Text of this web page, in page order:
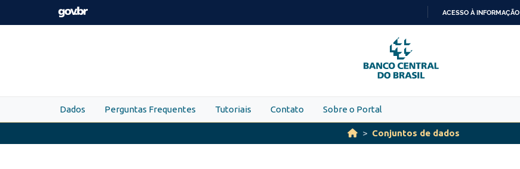
Skip to main content
PARA
O
CONTEÚDO
ACESSO À INFORMAÇÃO
Dados Perguntas Frequentes Tutoriais Contato Sobre o Portal
Conjuntos de dados